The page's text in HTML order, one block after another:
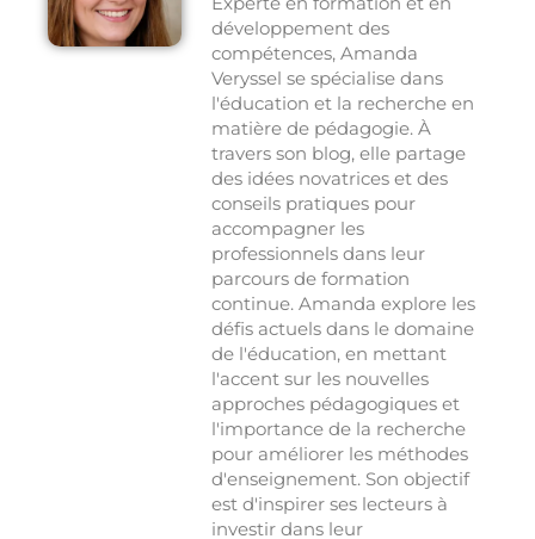
développement des
compétences, Amanda
Veryssel se spécialise dans
l'éducation et la recherche en
matière de pédagogie. À
travers son blog, elle partage
des idées novatrices et des
conseils pratiques pour
accompagner les
professionnels dans leur
parcours de formation
continue. Amanda explore les
défis actuels dans le domaine
de l'éducation, en mettant
l'accent sur les nouvelles
approches pédagogiques et
l'importance de la recherche
pour améliorer les méthodes
d'enseignement. Son objectif
est d'inspirer ses lecteurs à
investir dans leur